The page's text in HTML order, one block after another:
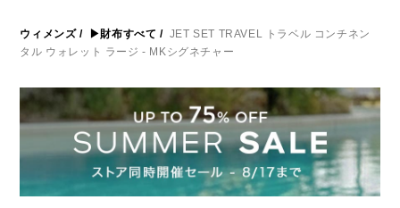
ウィメンズ/ ▶財布すべて / JET SET TRAVEL トラベル コンチネン
タル ウォレット ラージ - MKシグネチャー